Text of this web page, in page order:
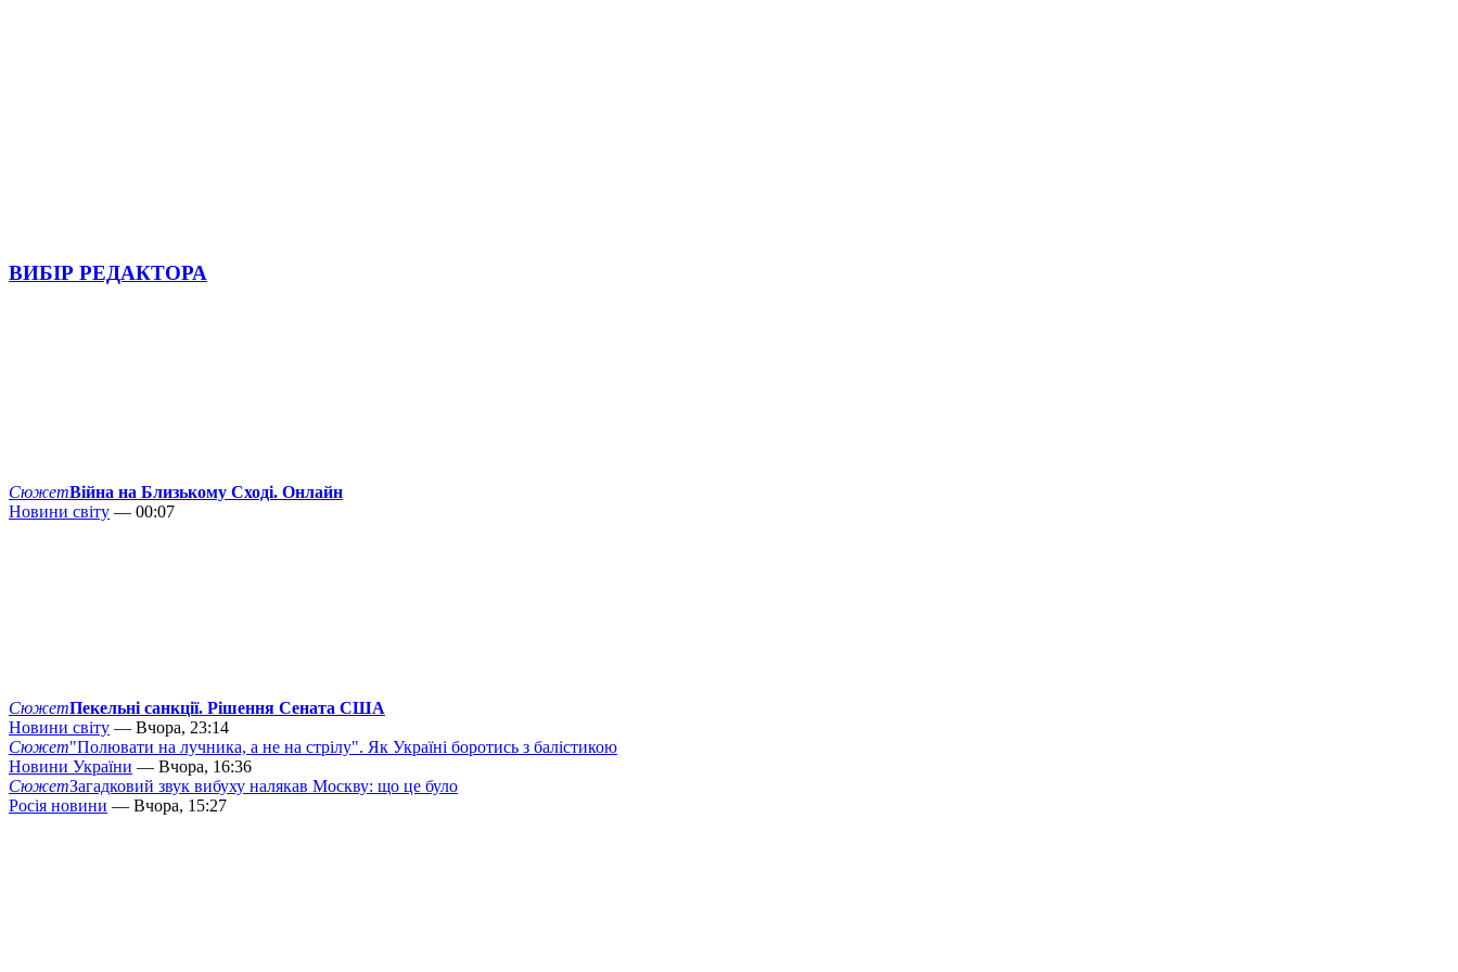
ВИБІР РЕДАКТОРА
СюжетВійна на Близькому Сході. Онлайн
Новини світу — 00:07
СюжетПекельні санкції. Рішення Сената США
Новини світу — Вчора, 23:14
Сюжет"Полювати на лучника, а не на стрілу". Як Україні боротись з балістикою
Новини України — Вчора, 16:36
СюжетЗагадковий звук вибуху налякав Москву: що це було
Росія новини — Вчора, 15:27